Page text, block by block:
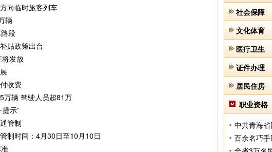
向临时旅客列车
辆
段
贴政策出台
发放
收费
万辆 驾驶人员超81万
示”
管制
制时间：4月30日至10月10日
社会保障
文化体育
医疗卫生
证件办理
居民住房
职业资格
百余名巧